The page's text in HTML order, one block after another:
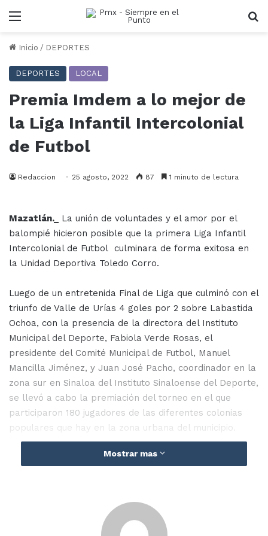
Menu
Inicio / DEPORTES
DEPORTES LOCAL
Premia Imdem a lo mejor de
la Liga Infantil Intercolonial
de Futbol
Redaccion 25 agosto, 2022 87 1 minuto de lectura
Mazatlán._
La unión de voluntades y el amor por el
balompié hicieron posible que la primera Liga Infantil
Intercolonial de Futbol culminara de forma exitosa en
la Unidad Deportiva Toledo Corro.
Luego de un entretenida Final de Liga que culminó con el
triunfo de Valle de Urías 4 goles por 2 sobre Labastida
Ochoa, con la presencia de la directora del Instituto
Municipal del Deporte, Fabiola Verde Rosas, el
presidente del Comité Municipal de Futbol, Manuel
Mancilla Jiménez, y Juan José Pacho, coordinador en la
zona sur en Sinaloa del Instituto Sinaloense del Deporte,
se llevó a cabo la premiación del torneo en el que
participaron 180 jugadores de las diferentes colonias
populares que hay en la zona urbana del municipio.
Mostrar mas